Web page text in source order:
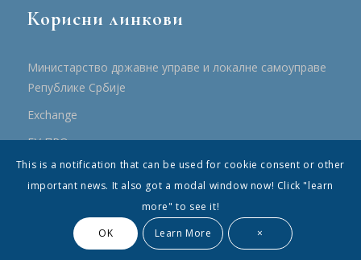
Корисни линкови
Министарство државне управе и локалне самоуправе
Републике Србије
Еxchange
ЕУ ПРО
ПРРР
© Општина Топола - Сва права су садржана
This is a notification that can be used for cookie consent or other
important news. It also got a modal window now! Click "learn
more" to see it!
OK
Learn More ×